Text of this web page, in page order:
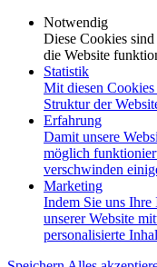
Notwendig
Diese Cookies
die Website
Statistik
Mit diesen
Struktur der
Erfahrung
Damit unsere
möglich
verschwinden
Marketing
Indem Sie uns Ihre
unserer Website
personalisierte